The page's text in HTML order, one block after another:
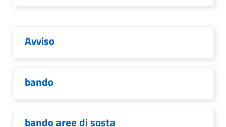
Avviso
bando
bando aree di sosta